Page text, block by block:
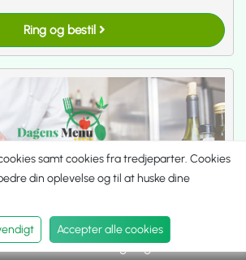
Ring og bestil
udeHent selvUdbringning
samt cookies fra tredjeparter. Cookies
din oplevelse og til at huske dine
Accepter alle cookies